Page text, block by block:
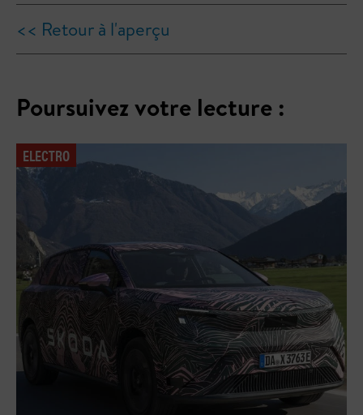
<< Retour à l'aperçu
Poursuivez votre lecture :
ELECTRO